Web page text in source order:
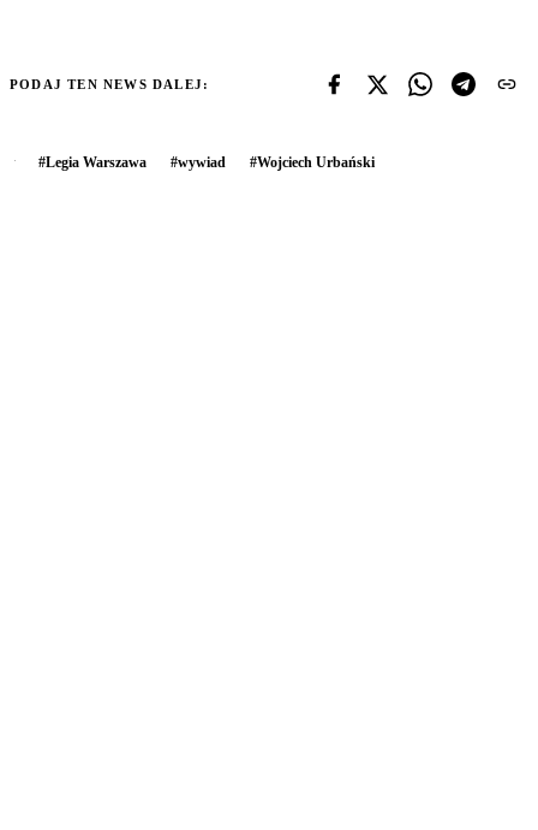
PODAJ TEN NEWS DALEJ:
#Legia Warszawa #wywiad #Wojciech Urbański